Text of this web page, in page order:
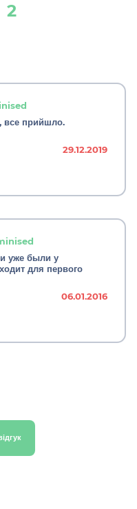
2
все прийшло.
29.12.2019
уже были у
для первого
06.01.2016